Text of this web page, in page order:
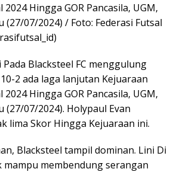
Hingga GOR Pancasila, UGM,
(27/07/2024) / Foto: Federasi Futsal
Blacksteel FC menggulung
2 ada laga lanjutan Kejuaraan
Hingga GOR Pancasila, UGM,
(27/07/2024). Holypaul Evan
lima Skor Hingga Kejuaraan ini.
Blacksteel tampil dominan. Lini Di
membendung serangan